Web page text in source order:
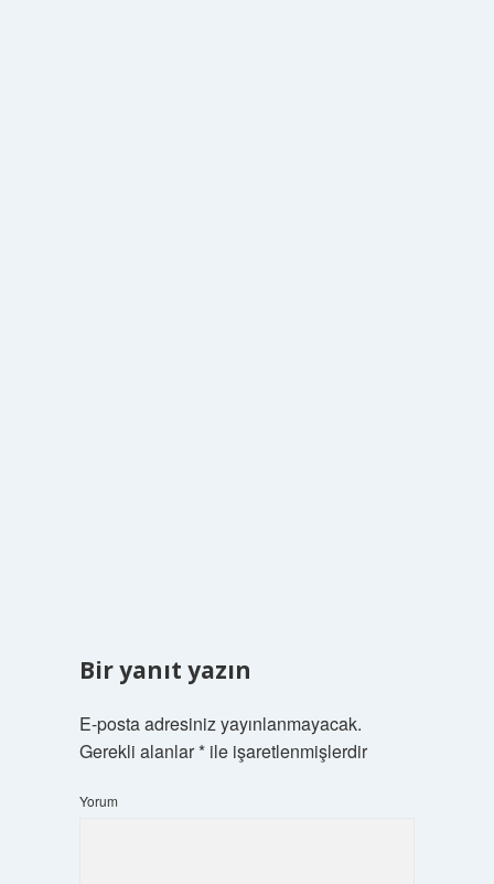
Bir yanıt yazın
E-posta adresiniz yayınlanmayacak.
Gerekli alanlar*ile işaretlenmişlerdir
Yorum